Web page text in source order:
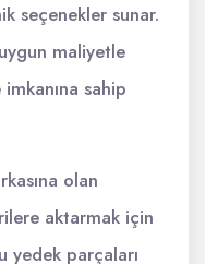
seçenekler sunar.
maliyetle
sahip
olan
aktarmak için
yedek parçaları